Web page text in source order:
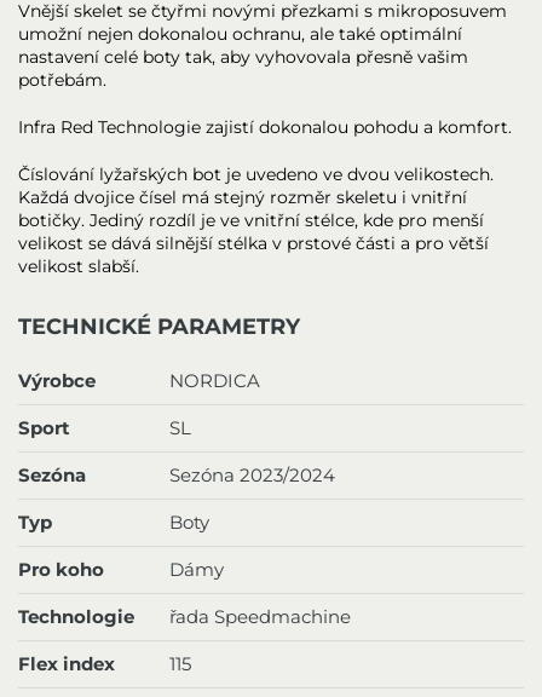
Vnější skelet se čtyřmi novými přezkami s mikroposuvem
umožní nejen dokonalou ochranu, ale také optimální
nastavení celé boty tak, aby vyhovovala přesně vašim
potřebám.
Infra Red Technologie zajistí dokonalou pohodu a komfort.
Číslování lyžařských bot je uvedeno ve dvou velikostech.
Každá dvojice čísel má stejný rozměr skeletu i vnitřní
botičky. Jediný rozdíl je ve vnitřní stélce, kde pro menší
velikost se dává silnější stélka v prstové části a pro větší
velikost slabší.
TECHNICKÉ PARAMETRY
Výrobce NORDICA
Sport SL
Sezóna Sezóna 2023/2024
Typ Boty
Pro koho Dámy
Technologie řada Speedmachine
Flex index 115